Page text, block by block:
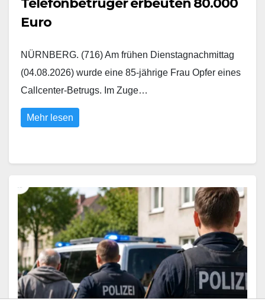
Telefonbetrüger erbeuten 80.000
Euro
NÜRNBERG. (716) Am frühen Dienstagnachmittag
(04.08.2026) wurde eine 85-jährige Frau Opfer eines
Callcenter-Betrugs. Im Zuge…
Mehr lesen